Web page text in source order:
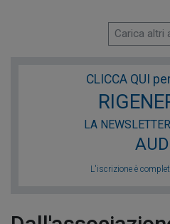
Carica altri
CLICCA QUI
LA
L'iscrizione è